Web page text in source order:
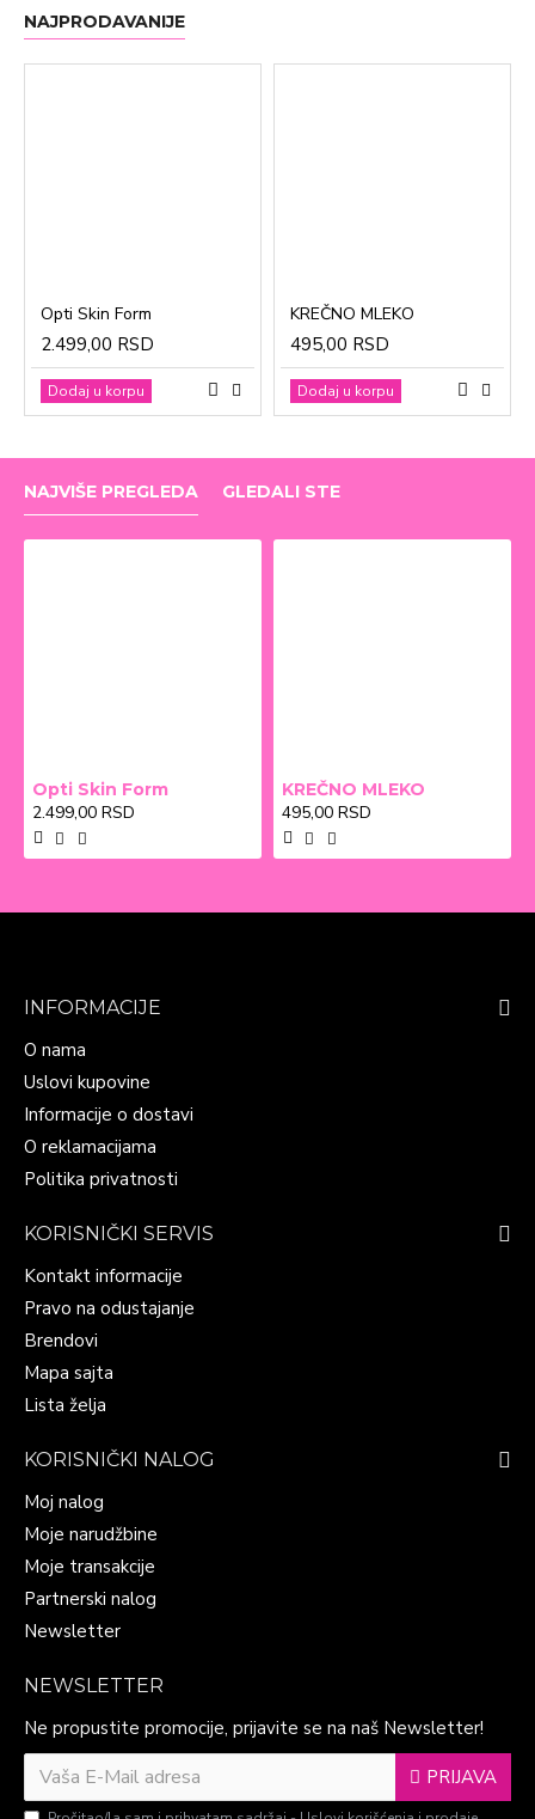
NAJPRODAVANIJE
Opti Skin Form
2.499,00 RSD
Dodaj u korpu
KREČNO MLEKO
495,00 RSD
Dodaj u korpu
NAJVIŠE PREGLEDA GLEDALI STE
Opti Skin Form
2.499,00 RSD
KREČNO MLEKO
495,00 RSD
INFORMACIJE
O nama
Uslovi kupovine
Informacije o dostavi
O reklamacijama
Politika privatnosti
KORISNIČKI SERVIS
Kontakt informacije
Pravo na odustajanje
Brendovi
Mapa sajta
Lista želja
KORISNIČKI NALOG
Moj nalog
Moje narudžbine
Moje transakcije
Partnerski nalog
Newsletter
NEWSLETTER
Ne propustite promocije, prijavite se na naš Newsletter!
PRIJAVA